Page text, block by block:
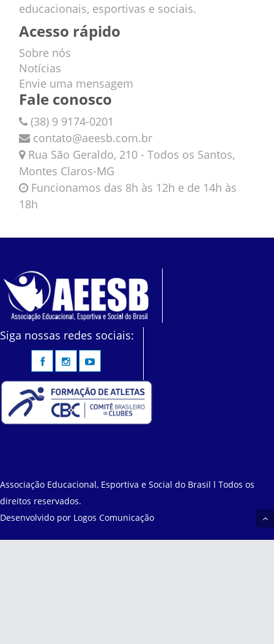
educacionais, esportivas e sociais.
Acesso rápido
Sobre nós
Notícias
Envie uma mensagem
Fale conosco
(38) 9 9174-0201
contato@aeesb.com.br
Rua São Geraldo, 210 - Todos os Santos,
Montes Claros-MG
Funcionamos das 8h às 12h e de 14h às
18h
Siga nossas redes sociais:
Associação Educacional, Esportiva e Social do Brasil l Todos os
direitos reservados.
Desenvolvido por Logos Comunicação